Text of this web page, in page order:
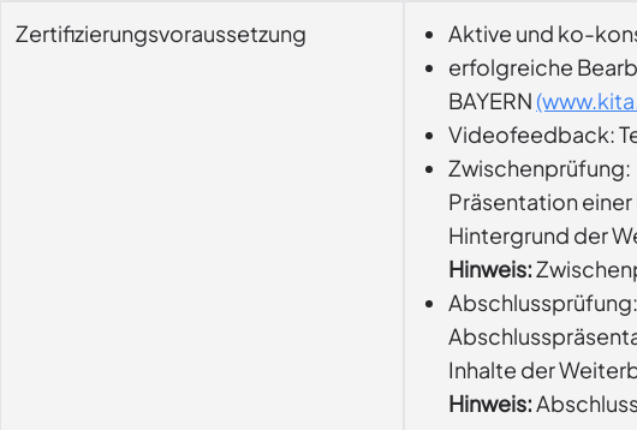
Zertifizierungsvoraussetzung
Aktive und ko-
erfolgreiche
BAYERN
Videofeedback:
Zwischenprüfung:
Präsentation
Hintergrund der
Hinweis:
Abschlussprüfung:
Inhalte der
Hinweis: